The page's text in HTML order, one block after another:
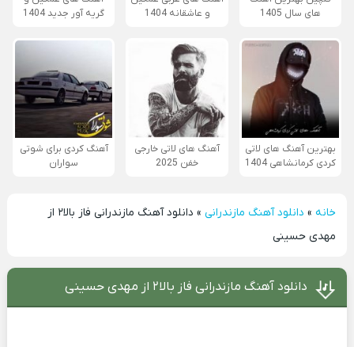
های سال 1405
و عاشقانه 1404
گریه آور جدید 1404
بهترین آهنگ های لاتی
کردی کرمانشاهی 1404
آهنگ های لاتی خارجی
خفن 2025
آهنگ کردی برای شوتی
سواران
خانه» دانلود آهنگ مازندرانی»
دانلود آهنگ مازندرانی فاز بالا۲ از
مهدی حسینی
دانلود آهنگ مازندرانی فاز بالا۲ از مهدی حسینی